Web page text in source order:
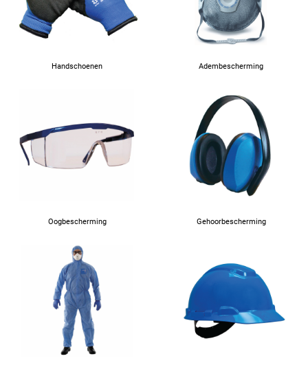
Handschoenen Adembescherming
Oogbescherming Gehoorbescherming